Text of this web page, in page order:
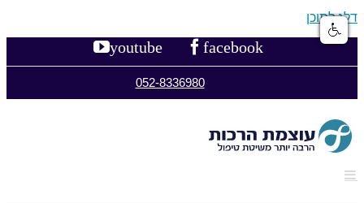
דלג לתוכן
facebook
youtube
052-8336980